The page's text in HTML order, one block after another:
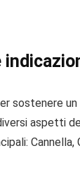
sostenere
aspetti
Cannella,